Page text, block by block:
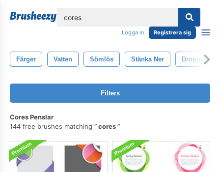
Logga in Registrera sig
Färger Vatten Sömlös Stänka Ner Droppar
Filters
Cores Penslar
144 free brushes matching
cores